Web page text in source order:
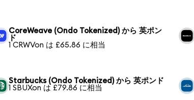
CoreWeave (Ondo Tokenized) から 英ポン
ド
1 CRWVon は £65.86 に相当
Starbucks (Ondo Tokenized) から 英ポンド
1 SBUXon は £79.86 に相当